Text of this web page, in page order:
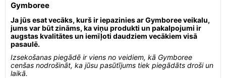
Gymboree
Ja jūs esat vecāks, kurš ir iepazinies ar Gymboree veikalu,
jums var būt zināms, ka viņu produkti un pakalpojumi ir
augstas kvalitātes un iemīļoti daudziem vecākiem visā
pasaulē.
Izsekošanas piegādē ir viens no veidiem, kā Gymboree
cenšas nodrošināt, ka jūsu pasūtījums tiek piegādāts droši un
laikā.